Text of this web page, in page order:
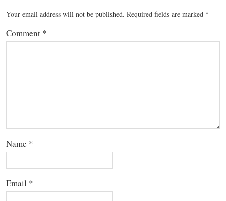
Your email address will not be published. Required fields are marked *
Comment *
Name *
Email *